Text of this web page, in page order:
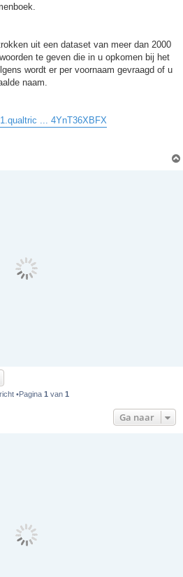
uit een dataset van meer dan 2000
te geven die in u opkomen bij het
wordt er per voornaam gevraagd of u
naam.
... 4YnT36XBFX
•Pagina 1 van 1
Ga naar